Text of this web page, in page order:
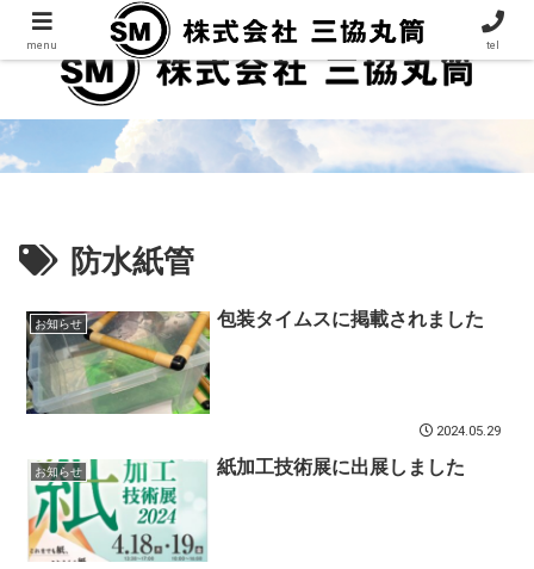
防水紙管
お知らせ 包装タイムスに掲載されました
2024.05.29
お知らせ 紙加工技術展に出展しました
menu tel